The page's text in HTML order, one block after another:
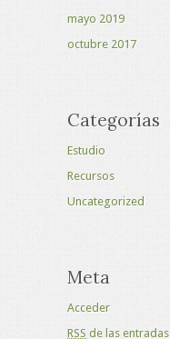
mayo 2019
octubre 2017
Categorías
Estudio
Recursos
Uncategorized
Meta
Acceder
RSS de las entradas